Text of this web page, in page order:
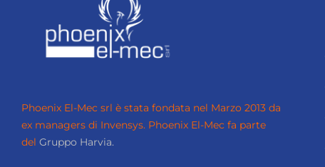
Phoenix El-Mec srl è stata fondata nel Marzo 2013 da
ex managers di Invensys. Phoenix El-Mec fa parte
del Gruppo Harvia.